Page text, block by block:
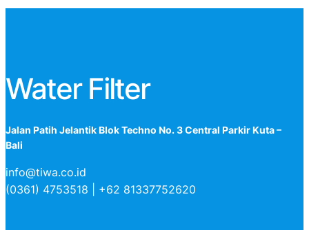
Water Filter
Jalan Patih Jelantik Blok Techno No. 3 Central Parkir Kuta –
Bali
info@tiwa.co.id
(0361) 4753518 | +62 81337752620